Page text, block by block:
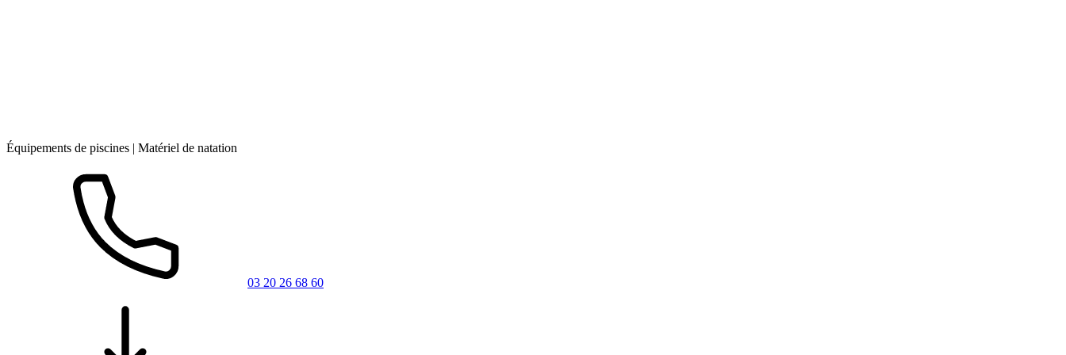
Équipements de piscines | Matériel de natation
03 20 26 68 60